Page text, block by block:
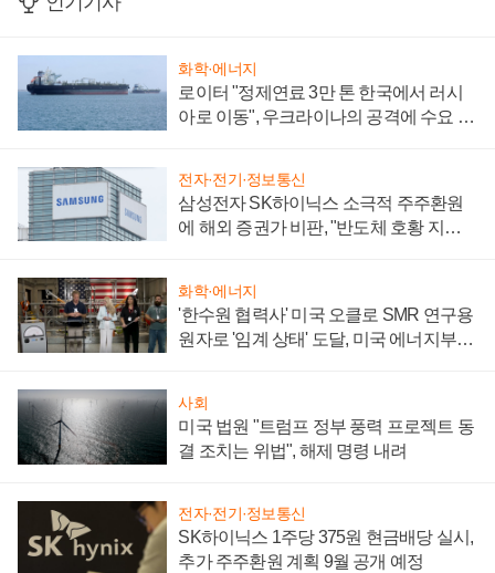
화학·에너지
로이터 "정제연료 3만 톤 한국에서 러시
아로 이동", 우크라이나의 공격에 수요 늘
전자·전기·정보통신
삼성전자 SK하이닉스 소극적 주주환원
에 해외 증권가 비판, "반도체 호황 지속
화학·에너지
'한수원 협력사' 미국 오클로 SMR 연구용
원자로 '임계 상태' 도달, 미국 에너지부
사회
미국 법원 "트럼프 정부 풍력 프로젝트 동
결 조치는 위법", 해제 명령 내려
전자·전기·정보통신
SK하이닉스 1주당 375원 현금배당 실시,
추가 주주환원 계획 9월 공개 예정